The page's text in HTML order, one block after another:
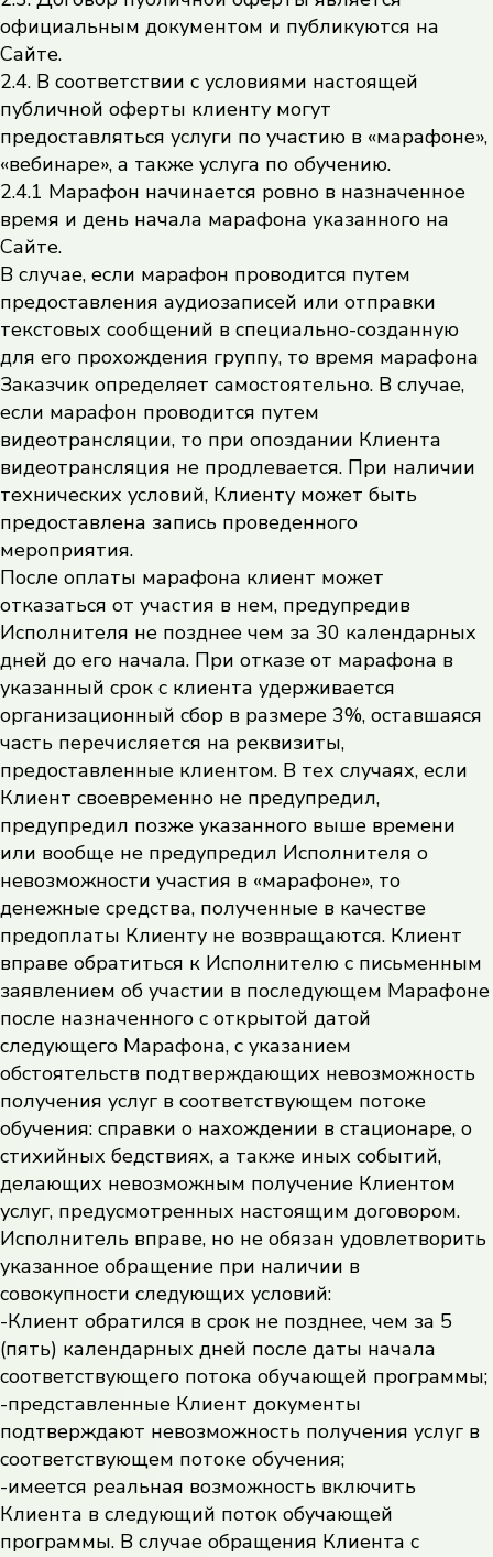
официальным документом и публикуются на
Сайте.
2.4. В соответствии с условиями настоящей
публичной оферты клиенту могут
предоставляться услуги по участию в «марафоне»,
«вебинаре», а также услуга по обучению.
2.4.1 Марафон начинается ровно в назначенное
время и день начала марафона указанного на
Сайте.
В случае, если марафон проводится путем
предоставления аудиозаписей или отправки
текстовых сообщений в специально-созданную
для его прохождения группу, то время марафона
Заказчик определяет самостоятельно. В случае,
если марафон проводится путем
видеотрансляции, то при опоздании Клиента
видеотрансляция не продлевается. При наличии
технических условий, Клиенту может быть
предоставлена запись проведенного
мероприятия.
После оплаты марафона клиент может
отказаться от участия в нем, предупредив
Исполнителя не позднее чем за 30 календарных
дней до его начала. При отказе от марафона в
указанный срок с клиента удерживается
организационный сбор в размере 3%, оставшаяся
часть перечисляется на реквизиты,
предоставленные клиентом. В тех случаях, если
Клиент своевременно не предупредил,
предупредил позже указанного выше времени
или вообще не предупредил Исполнителя о
невозможности участия в «марафоне», то
денежные средства, полученные в качестве
предоплаты Клиенту не возвращаются. Клиент
вправе обратиться к Исполнителю с письменным
заявлением об участии в последующем Марафоне
после назначенного с открытой датой
следующего Марафона, с указанием
обстоятельств подтверждающих невозможность
получения услуг в соответствующем потоке
обучения: справки о нахождении в стационаре, о
стихийных бедствиях, а также иных событий,
делающих невозможным получение Клиентом
услуг, предусмотренных настоящим договором.
Исполнитель вправе, но не обязан удовлетворить
указанное обращение при наличии в
совокупности следующих условий:
-Клиент обратился в срок не позднее, чем за 5
(пять) календарных дней после даты начала
соответствующего потока обучающей программы;
-представленные Клиент документы
подтверждают невозможность получения услуг в
соответствующем потоке обучения;
-имеется реальная возможность включить
Клиента в следующий поток обучающей
программы. В случае обращения Клиента с